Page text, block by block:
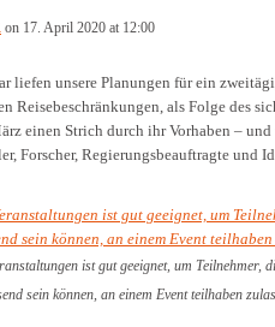
on 17. April 2020 at 12:00
liefen unsere Planungen für ein
Reisebeschränkungen, als Folge des
einen Strich durch ihr Vorhaben –
Forscher, Regierungsbeauftragte und
ist gut geeignet, um Teilnehmer,
sein können, an einem Event teilhaben